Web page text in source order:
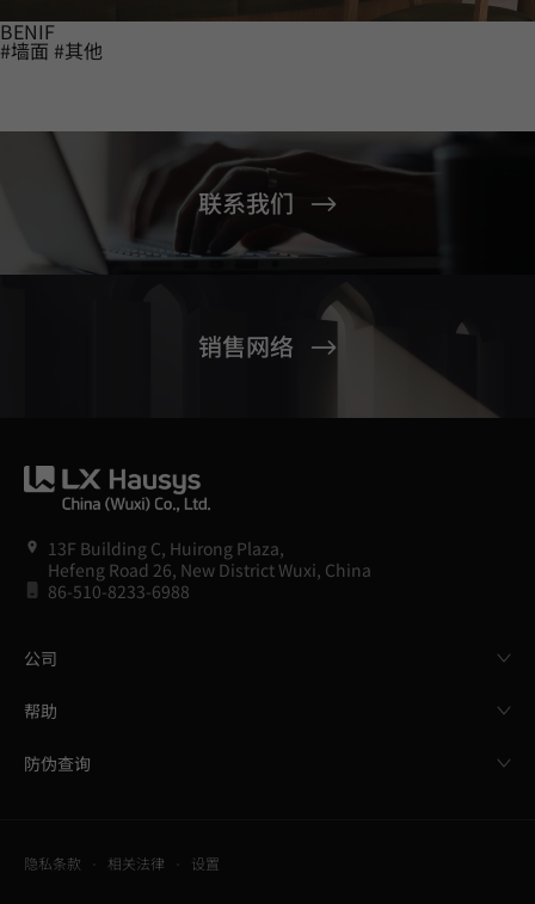
BENIF
#墙面 #其他
联系我们
销售网络
13F Building C, Huirong Plaza,
Hefeng Road 26, New District Wuxi, China
86-510-8233-6988
公司
帮助
防伪查询
隐私条款 相关法律 设置